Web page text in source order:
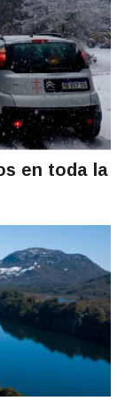
en toda la